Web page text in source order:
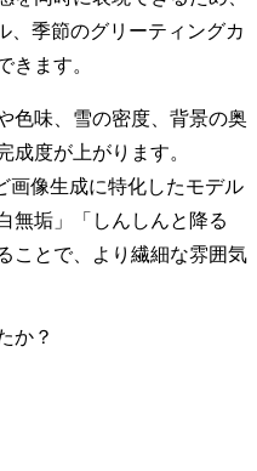
、季節のグリーティングカ
きます。
色味、雪の密度、背景の奥
成度が上がります。
画像生成に特化したモデル
無垢」「しんしんと降る
ことで、より繊細な雰囲気
か？